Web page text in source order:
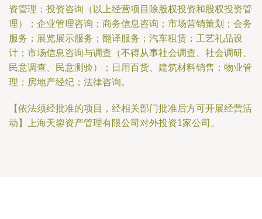
资管理；投资咨询（以上经营项目除股权投资和股权投资管
理）；企业管理咨询；商务信息咨询；市场营销策划；会务
服务；展览展示服务；翻译服务；汽车租赁；工艺礼品设
计；市场信息咨询与调查（不得从事社会调查、社会调研、
民意调查、民意测验）；日用百货、建筑材料销售；物业管
理；房地产经纪；法律咨询。
【依法须经批准的项目，经相关部门批准后方可开展经营活
动】上海天鋆资产管理有限公司对外投资1家公司。